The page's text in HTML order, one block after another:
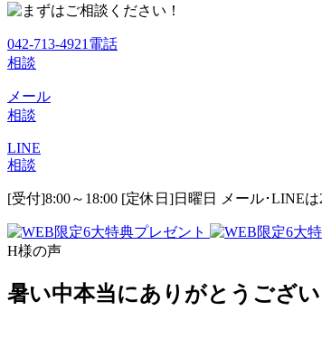
042-713-4921 電話
相談
メール
相談
LINE
相談
[受付]8:00～18:00 [定休日]日曜日 メール･LINEは
H様の声
暑い中本当にありがとうござ